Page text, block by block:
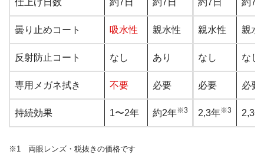
曇り止めコート 吸水性 親水性 親水性 親水
反射防止コート なし あり なし なし
専用メガネ拭き 不要 必要 必要 必要
持続効果 1〜2年 約2年※3 2,3年※3 2,3年
※1 両眼レンズ・税抜きの価格です